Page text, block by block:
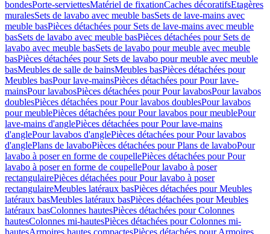
bondesPorte-serviettesMatériel de fixationCaches décoratifsEtagères
muralesSets de lavabo avec meuble basSets de lave-mains avec
meuble basPièces détachées pour Sets de lave-mains avec meuble
basSets de lavabo avec meuble basPièces détachées pour Sets de
lavabo avec meuble basSets de lavabo pour meuble avec meuble
basPièces détachées pour Sets de lavabo pour meuble avec meuble
basMeubles de salle de bainsMeubles basPièces détachées pour
Meubles basPour lave-mainsPièces détachées pour Pour lave-
mainsPour lavabosPièces détachées pour Pour lavabosPour lavabos
doublesPièces détachées pour Pour lavabos doublesPour lavabos
pour meublePièces détachées pour Pour lavabos pour meublePour
lave-mains d'anglePièces détachées pour Pour lave-mains
d'anglePour lavabos d'anglePièces détachées pour Pour lavabos
d'anglePlans de lavaboPièces détachées pour Plans de lavaboPour
lavabo à poser en forme de coupellePièces détachées pour Pour
lavabo à poser en forme de coupellePour lavabo à poser
rectangulairePièces détachées pour Pour lavabo à poser
rectangulaireMeubles latéraux basPièces détachées pour Meubles
latéraux basMeubles latéraux basPièces détachées pour Meubles
latéraux basColonnes hautesPièces détachées pour Colonnes
hautesColonnes mi-hautesPièces détachées pour Colonnes mi-
hautesArmoires hautes compactesPièces détachées pour Armoires